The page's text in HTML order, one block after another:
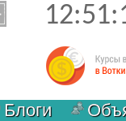
Блоги